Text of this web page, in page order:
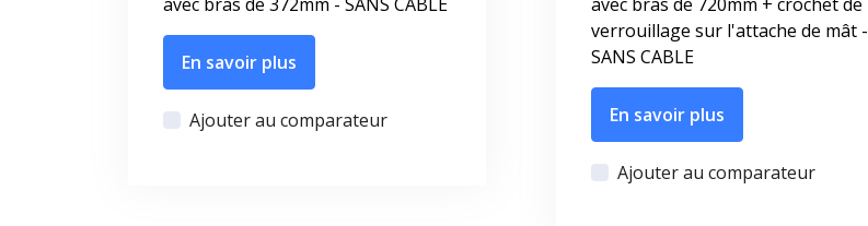
En savoir plus
Ajouter au comparateur
verrouillage sur l'attache de mât -
SANS CABLE
En savoir plus
Ajouter au comparateur